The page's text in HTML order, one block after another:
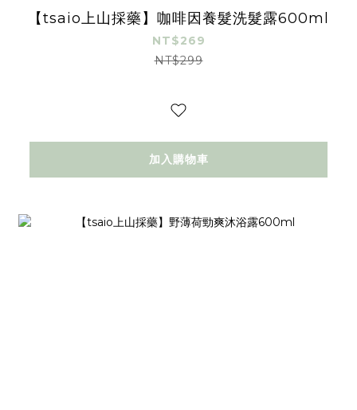
【tsaio上山採藥】咖啡因養髮洗髮露600ml
NT$269
NT$299
加入購物車